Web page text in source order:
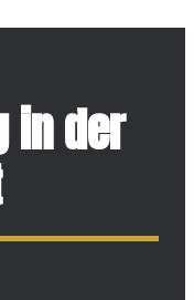
in der